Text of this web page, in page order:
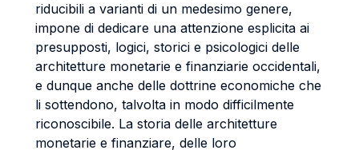
riducibili a varianti di un medesimo genere,
impone di dedicare una attenzione esplicita ai
presupposti, logici, storici e psicologici delle
architetture monetarie e finanziarie occidentali,
e dunque anche delle dottrine economiche che
li sottendono, talvolta in modo difficilmente
riconoscibile. La storia delle architetture
monetarie e finanziare, delle loro